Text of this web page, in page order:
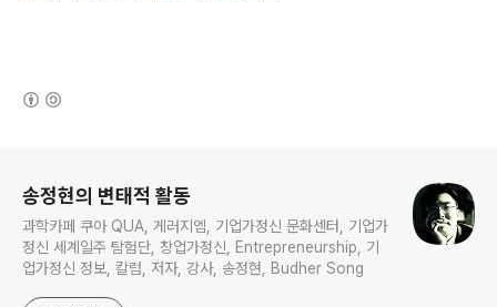
송정현의 변태적 활동
과학카페 쿠아 QUA, 게러지엠, 기업가정신 문화센터, 기업가
정신 세계일주 탐험단, 창업가정신, Entrepreneurship, 기
업가정신 정보, 칼럼, 저자, 강사, 송정현, Budher Song